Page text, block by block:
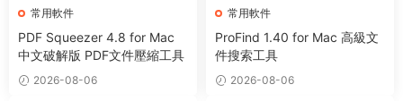
常用軟件
PDF Squeezer 4.8 for Mac
中文破解版 PDF文件壓縮工具
2026-08-06
常用軟件
ProFind 1.40 for Mac 高級文
件搜索工具
2026-08-06